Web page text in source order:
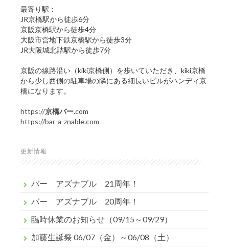
最寄り駅：
JR京橋駅から徒歩6分
京阪京橋駅から徒歩4分
大阪市営地下鉄京橋駅から徒歩3分
JR大阪城北詰駅から徒歩7分
京阪の線路沿い（kiki京橋側）を歩いていただき、kiki京橋
から少し西側の駐車場の隣にある細長いビルがハンディ京
橋になります。
https://京橋バー.com
https://bar-a-znable.com
更新情報
バー アズナブル 21周年！
バー アズナブル 20周年！
臨時休業のお知らせ（09/15～09/29）
加藤生誕祭 06/07（金）～06/08（土）